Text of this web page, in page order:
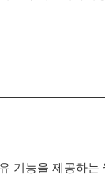
기능을 제공하